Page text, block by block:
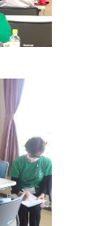
５周年記念
です。 場所：
：00-16:00 申
をお待ちして
。通常より一
します。ご無